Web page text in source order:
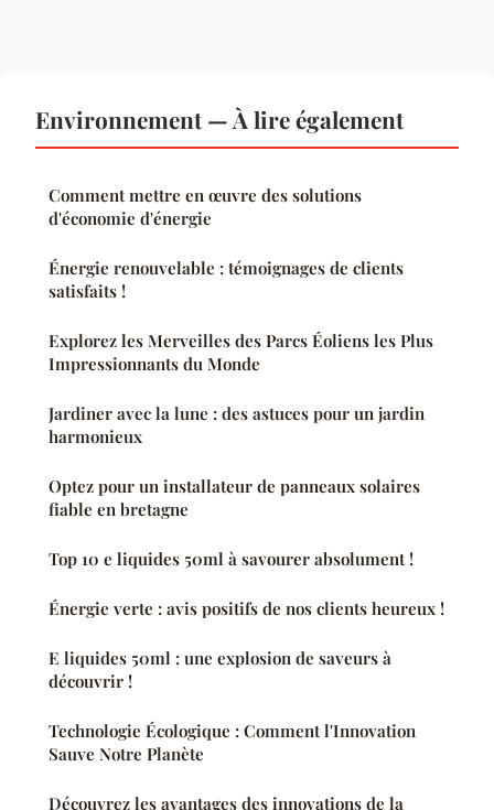
Environnement — À lire également
Comment mettre en œuvre des solutions
d'économie d'énergie
Énergie renouvelable : témoignages de clients
satisfaits !
Explorez les Merveilles des Parcs Éoliens les Plus
Impressionnants du Monde
Jardiner avec la lune : des astuces pour un jardin
harmonieux
Optez pour un installateur de panneaux solaires
fiable en bretagne
Top 10 e liquides 50ml à savourer absolument !
Énergie verte : avis positifs de nos clients heureux !
E liquides 50ml : une explosion de saveurs à
découvrir !
Technologie Écologique : Comment l'Innovation
Sauve Notre Planète
Découvrez les avantages des innovations de la